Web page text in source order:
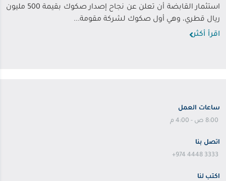
استثمار القابضة أن تعلن عن نجاح إصدار صكوك بقيمة 500 مليون
ريال قطري، وهي أول صكوك لشركة مقومة...
اقرأ أكثر
ساعات العمل
8:00 ص - 4:00 م
اتصل بنا
+974 4448 3333
اكتب لنا